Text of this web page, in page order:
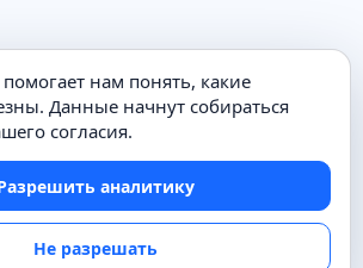
нам понять, какие
Данные начнут собираться
согласия.
аналитику
Не разрешать